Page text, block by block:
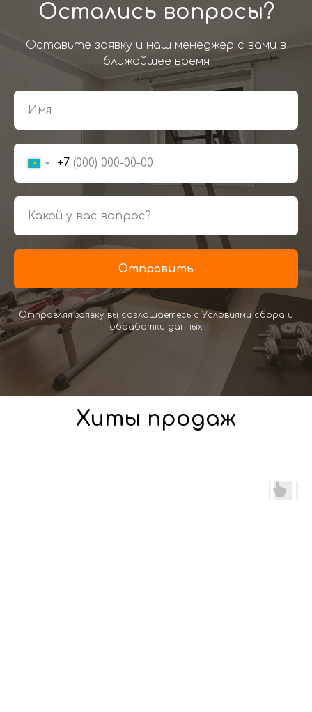
Остались вопросы?
Оставьте заявку и наш менеджер с вами в
ближайшее время
+7
Отправить
Отправляя заявку вы соглашаетесь с Условиями сбора и
обработки данных
Хиты продаж